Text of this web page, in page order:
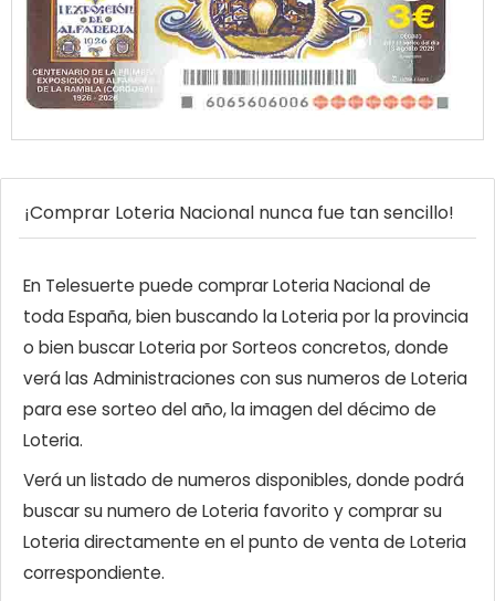
¡Comprar Loteria Nacional nunca fue tan sencillo!
En Telesuerte puede comprar Loteria Nacional de
toda España, bien buscando la Loteria por la provincia
o bien buscar Loteria por Sorteos concretos, donde
verá las Administraciones con sus numeros de Loteria
para ese sorteo del año, la imagen del décimo de
Loteria.
Verá un listado de numeros disponibles, donde podrá
buscar su numero de Loteria favorito y comprar su
Loteria directamente en el punto de venta de Loteria
correspondiente.